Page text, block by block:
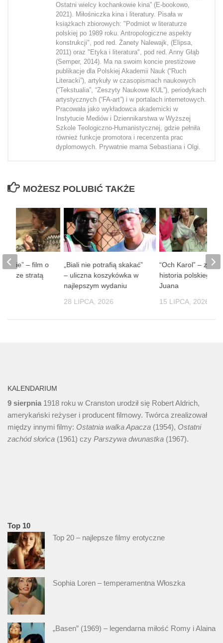
Ostatni wielcy kochankowie kina” (E-bookowo,
2021). Miłośniczka kina i literatury. Pisała w
książkach zbiorowych: "Podmiot w literaturze
polskiej po 1989 roku. Antropologiczne aspekty
konstrukcji", pod red. Żanety Nalewajk, (Elipsa,
2011) oraz "Etyka i literatura", pod red. Anny Głąb
(Semper, 2014). Ma na swoim koncie prestiżowe
publikacje dla Polskiej Akademii Nauk (“Ruch
Literacki”), artykuły w czasopismach naukowych
(“Tekstualia”, “Zeszyty Naukowe KUL”), periodykach
artystycznych (“FA-art”) i w portalach internetowych.
Pracowała jako wykładowca akademicki w
Instytucie Mediów i Dziennikarstwa w Wyższej
Szkole Teologiczno-Humanistycznej, gdzie pełniła
również funkcje promotora i recenzenta prac
dyplomowych. Prywatnie mama Sebastiana i Olgi.
MOŻESZ POLUBIĆ TAKŻE
„Biali nie potrafią skakać”
– uliczna koszykówka w
najlepszym wydaniu
28 LIPCA, 2026
“Och Karol” –
historia polskiego
Juana
15 LIPCA, 2026
ludzie” – film o
ze stratą
KALENDARIUM
9 sierpnia 1918 roku w Cranston urodził się Robert Aldrich,
amerykański reżyser i producent filmowy. Twórca zrealizował
między innymi filmy: Ostatnia walka Apacza (1954), Ostatni
zachód słońca (1961) czy Parszywa dwunastka (1967).
Top 10
Top 20 – najlepsze filmy erotyczne
Sophia Loren – temperamentna Włoszka
„Basen” (1969) – legendarna miłość Romy i Alaina